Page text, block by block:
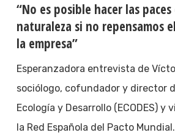
“No es posible hacer las
naturaleza si no repensamos
la empresa”
Esperanzadora entrevista de
sociólogo, cofundador y director
Ecología y Desarrollo (ECODES) y
la Red Española del Pacto Mundial.